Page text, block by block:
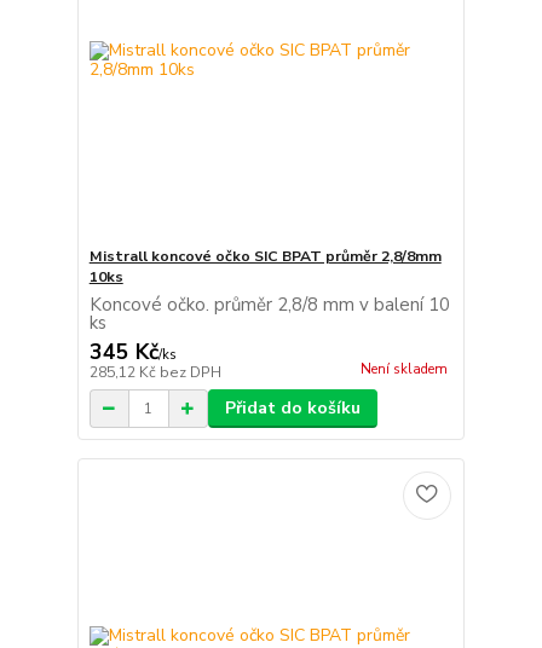
Mistrall koncové očko SIC BPAT průměr 2,8/8mm
10ks
Koncové očko. průměr 2,8/8 mm v balení 10
ks
345 Kč/ks
285,12 Kč bez DPH Není skladem
Přidat do košíku